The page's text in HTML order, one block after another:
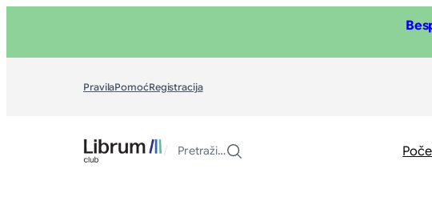
sadržaj
PravilaPomoćRegistracija
/ Pretraži…